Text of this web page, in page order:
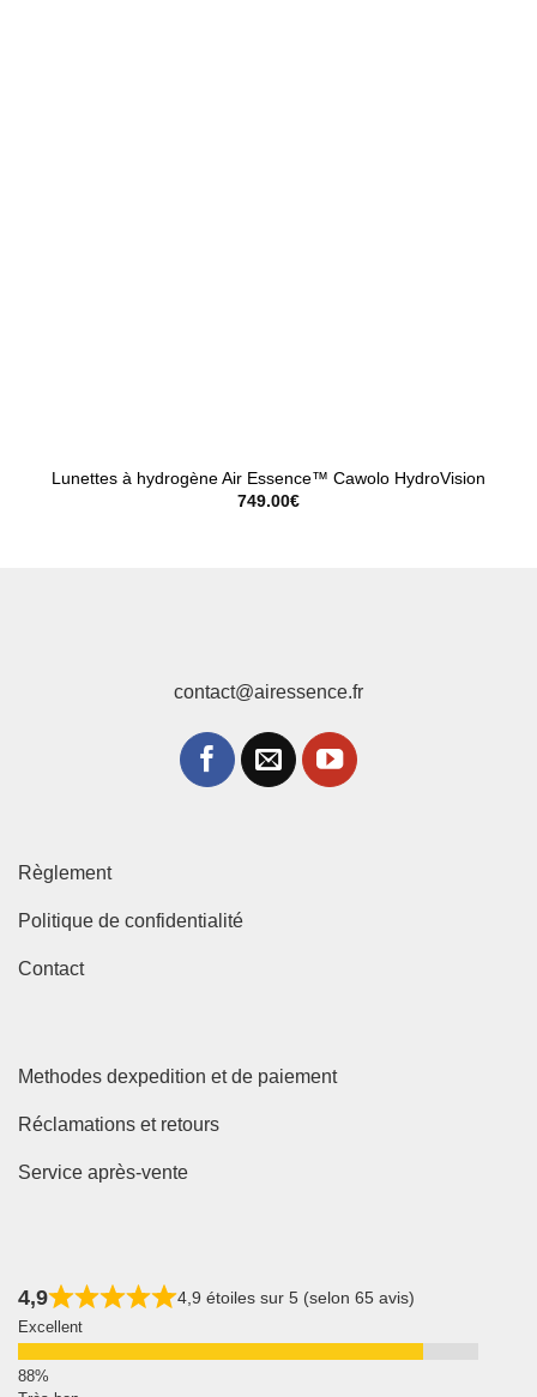
Lunettes à hydrogène Air Essence™ Cawolo HydroVision
749.00€
contact@airessence.fr
Règlement
Politique de confidentialité
Contact
Methodes dexpedition et de paiement
Réclamations et retours
Service après-vente
4,9 4,9 étoiles sur 5 (selon 65 avis)
Excellent